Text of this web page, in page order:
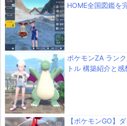
HOME全国図鑑を
ポケモンZA ラン
トル 構築紹介と感
【ポケモンGO】